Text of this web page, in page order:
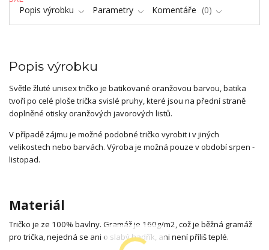
Popis výrobku Parametry Komentáře 0
Popis výrobku
Světle žluté unisex tričko je batikované oranžovou barvou, batika
tvoří po celé ploše trička svislé pruhy, které jsou na přední straně
doplněné otisky oranžových javorových listů.
V případě zájmu je možné podobné tričko vyrobit i v jiných
velikostech nebo barvách. Výroba je možná pouze v období srpen -
listopad.
Materiál
Tričko je ze 100% bavlny. Gramáž je 160g/m2, což je běžná gramáž
pro trička, nejedná se ani o slabý hadřík, ani není příliš teplé.